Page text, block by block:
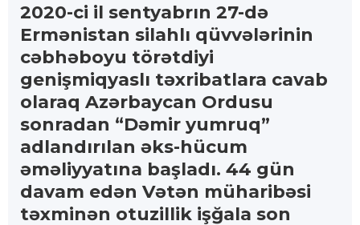
2020-ci il sentyabrın 27-də
Ermənistan silahlı qüvvələrinin
cəbhəboyu törətdiyi
genişmiqyaslı təxribatlara cavab
olaraq Azərbaycan Ordusu
sonradan “Dəmir yumruq”
adlandırılan əks-hücum
əməliyyatına başladı. 44 gün
davam edən Vətən müharibəsi
təxminən otuzillik işğala son